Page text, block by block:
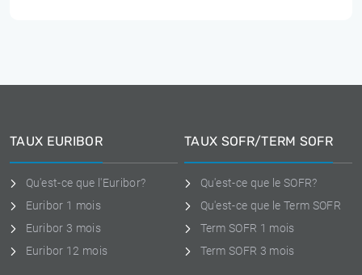
TAUX EURIBOR
Qu'est-ce que l'Euribor?
Euribor 1 mois
Euribor 3 mois
Euribor 12 mois
TAUX SOFR/TERM SOFR
Qu'est-ce que le SOFR?
Qu'est-ce que le Term SOFR
Term SOFR 1 mois
Term SOFR 3 mois